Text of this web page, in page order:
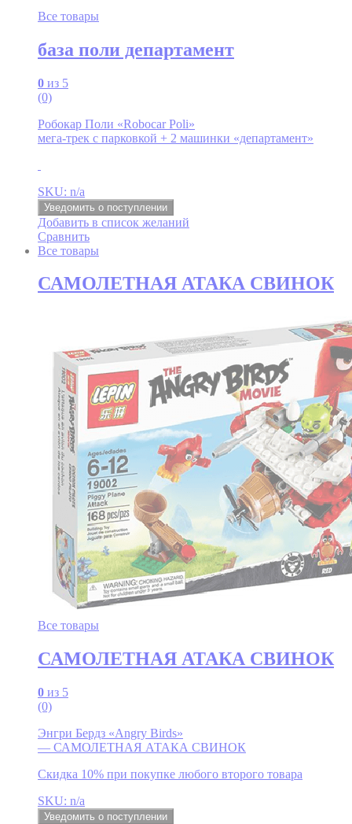
Все товары
база поли департамент
0 из 5
(0)
Робокар Поли «Robocar Poli»
мега-трек с парковкой + 2 машинки «департамент»
SKU: n/a
Уведомить о поступлении
Добавить в список желаний
Сравнить
Все товары
САМОЛЕТНАЯ АТАКА СВИНОК
Все товары
САМОЛЕТНАЯ АТАКА СВИНОК
0 из 5
(0)
Энгри Бердз «Angry Birds»
— САМОЛЕТНАЯ АТАКА СВИНОК
Скидка 10% при покупке любого второго товара
SKU: n/a
Уведомить о поступлении